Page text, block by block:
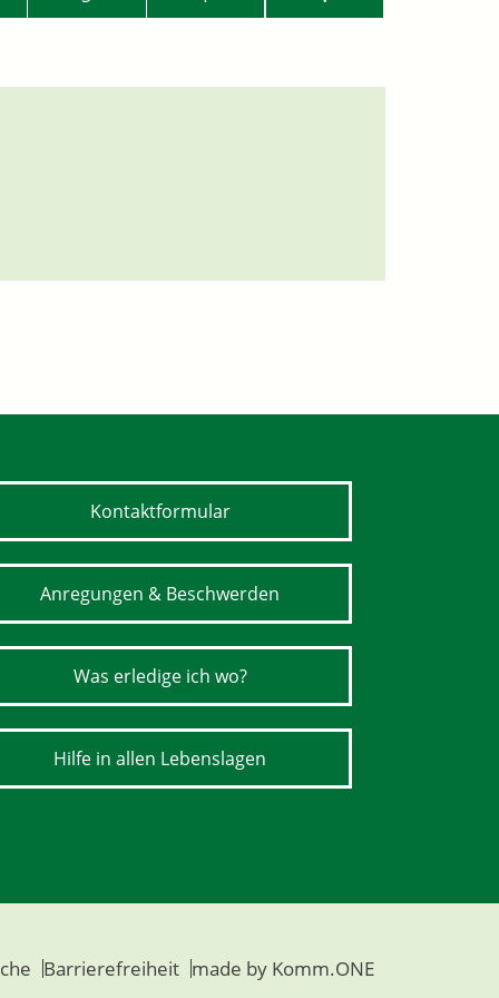
Kontaktformular
Anregungen & Beschwerden
Was erledige ich wo?
Hilfe in allen Lebenslagen
Barrierefreiheit made by Komm.ONE